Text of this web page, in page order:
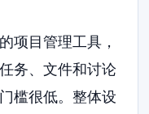
项目管理工具，
务、文件和讨论
槛很低。整体设